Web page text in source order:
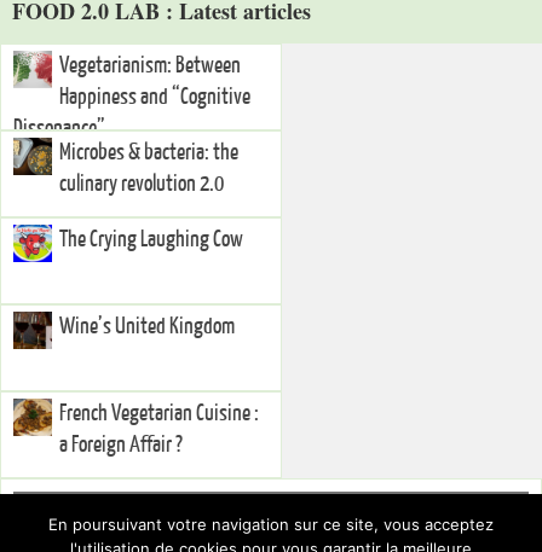
FOOD 2.0 LAB : Latest articles
Vegetarianism: Between
Happiness and “Cognitive
Dissonance”
Microbes & bacteria: the
culinary revolution 2.0
The Crying Laughing Cow
Wine’s United Kingdom
French Vegetarian Cuisine :
a Foreign Affair ?
En poursuivant votre navigation sur ce site, vous acceptez